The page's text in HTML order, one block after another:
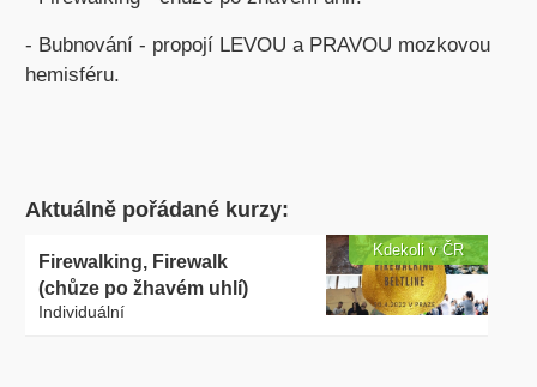
- Bubnování - propojí LEVOU a PRAVOU mozkovou
hemisféru.
Aktuálně pořádané kurzy:
Firewalking, Firewalk
(chůze po žhavém uhlí)
Individuální
Kdekoli v ČR